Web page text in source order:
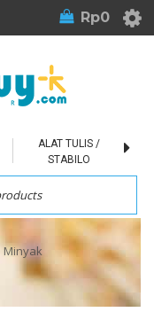
Rp0
ALAT TULIS /
STABILO
Minyak